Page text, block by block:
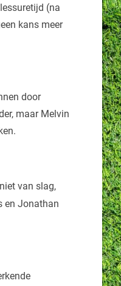
(na
kans meer
door
maar Melvin
van slag,
en Jonathan